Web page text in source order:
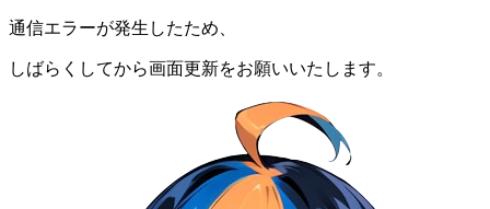
通信エラーが発生したため、
しばらくしてから画面更新をお願いいたします。